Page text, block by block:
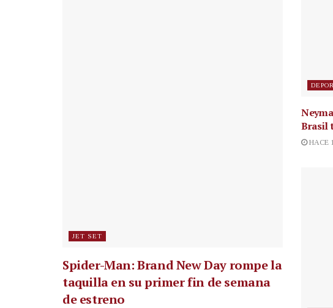
JET SET
Spider-Man: Brand New Day rompe la
taquilla en su primer fin de semana
de estreno
Brasil
HACE